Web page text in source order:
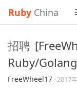
Ruby China
招聘
Ruby/
FreeWheel17 ·2017